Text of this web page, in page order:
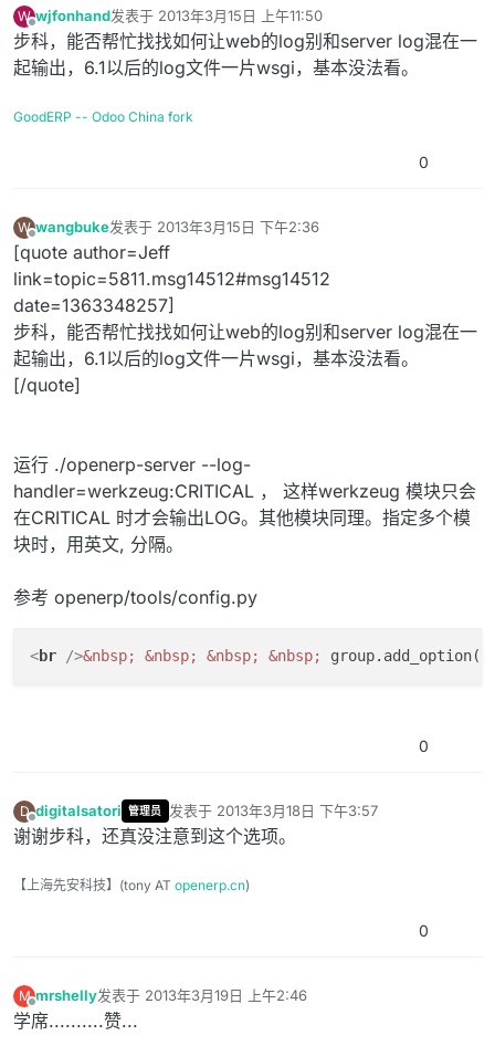
W
离线
wjfonhand发表于 2013年3月15日 上午11:50
最后由 编辑
步科，能否帮忙找找如何让web的log别和server log混在一
起输出，6.1以后的log文件一片wsgi，基本没法看。
GoodERP -- Odoo China fork
0
W
离线
wangbuke发表于 2013年3月15日 下午2:36
最后由 编辑
[quote author=Jeff
link=topic=5811.msg14512#msg14512
date=1363348257]
步科，能否帮忙找找如何让web的log别和server log混在一
起输出，6.1以后的log文件一片wsgi，基本没法看。
[/quote]
运行 ./openerp-server --log-
handler=werkzeug:CRITICAL ， 这样werkzeug 模块只会
在CRITICAL 时才会输出LOG。其他模块同理。指定多个模
块时，用英文, 分隔。
参考 openerp/tools/config.py
<br />&nbsp; &nbsp; &nbsp; &nbsp; group.add_option(
0
D
离线
digitalsatori 管理员 发表于 2013年3月18日 下午3:57
最后由 编辑
谢谢步科，还真没注意到这个选项。
【上海先安科技】(tony AT openerp.cn)
0
M
离线
mrshelly发表于 2013年3月19日 上午2:46
最后由 编辑
学席..........赞...